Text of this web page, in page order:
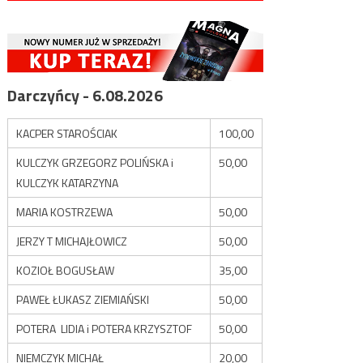
Darczyńcy - 6.08.2026
KACPER STAROŚCIAK
100,00
KULCZYK GRZEGORZ POLIŃSKA i
KULCZYK KATARZYNA
50,00
MARIA KOSTRZEWA
50,00
JERZY T MICHAJŁOWICZ
50,00
KOZIOŁ BOGUSŁAW
35,00
PAWEŁ ŁUKASZ ZIEMIAŃSKI
50,00
POTERA LIDIA i POTERA KRZYSZTOF
50,00
NIEMCZYK MICHAŁ
20,00